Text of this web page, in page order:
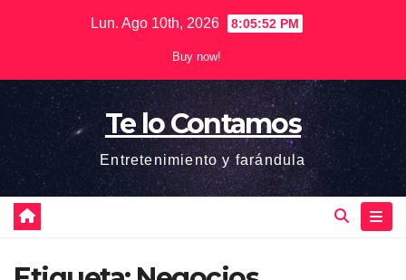
Lun. Ago 10th, 2026 8:05:52 PM
Buy now!
Te lo Contamos
Entretenimiento y farándula